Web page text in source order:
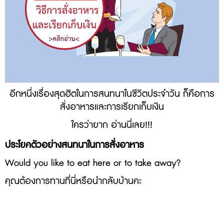
อีกหนึ่งเรื่องสุดฮิตในการสนทนาในชีวิตประจำวัน ก็คือการ
สั่งอาหารและการเรียกเก็บเงิน
ใครว่ายาก อ่านนี่เลย!!!
ประโยคตัวอย่างสนทนาในการสั่งอาหาร
Would you like to eat here or to take away?
คุณต้องการทานที่นี่หรือนำกลับบ้านคะ